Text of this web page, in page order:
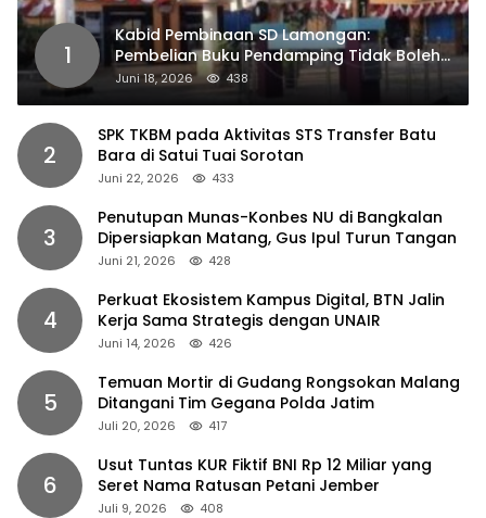
1
Kabid Pembinaan SD Lamongan:
Pembelian Buku Pendamping Tidak Boleh
Dipaksakan
Juni 18, 2026 438
2
SPK TKBM pada Aktivitas STS Transfer Batu
Bara di Satui Tuai Sorotan
Juni 22, 2026 433
3
Penutupan Munas-Konbes NU di Bangkalan
Dipersiapkan Matang, Gus Ipul Turun Tangan
Juni 21, 2026 428
4
Perkuat Ekosistem Kampus Digital, BTN Jalin
Kerja Sama Strategis dengan UNAIR
Juni 14, 2026 426
5
Temuan Mortir di Gudang Rongsokan Malang
Ditangani Tim Gegana Polda Jatim
Juli 20, 2026 417
6
Usut Tuntas KUR Fiktif BNI Rp 12 Miliar yang
Seret Nama Ratusan Petani Jember
Juli 9, 2026 408